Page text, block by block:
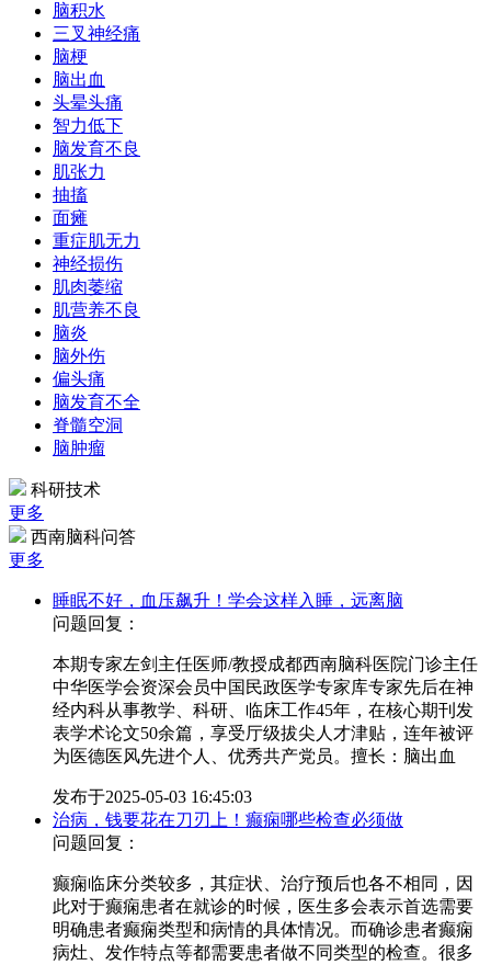
脑积水
三叉神经痛
脑梗
脑出血
头晕头痛
智力低下
脑发育不良
肌张力
抽搐
面瘫
重症肌无力
神经损伤
肌肉萎缩
肌营养不良
脑炎
脑外伤
偏头痛
脑发育不全
脊髓空洞
脑肿瘤
科研技术
更多
西南脑科问答
更多
睡眠不好，血压飙升！学会这样入睡，远离脑
问题回复：
本期专家左剑主任医师/教授成都西南脑科医院门诊主任
中华医学会资深会员中国民政医学专家库专家先后在神
经内科从事教学、科研、临床工作45年，在核心期刊发
表学术论文50余篇，享受厅级拔尖人才津贴，连年被评
为医德医风先进个人、优秀共产党员。擅长：脑出血
发布于2025-05-03 16:45:03
治病，钱要花在刀刃上！癫痫哪些检查必须做
问题回复：
癫痫临床分类较多，其症状、治疗预后也各不相同，因
此对于癫痫患者在就诊的时候，医生多会表示首选需要
明确患者癫痫类型和病情的具体情况。而确诊患者癫痫
病灶、发作特点等都需要患者做不同类型的检查。很多